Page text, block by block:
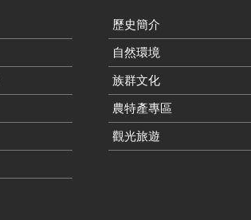
歷史簡介
自然環境
族群文化
農特產專區
觀光旅遊